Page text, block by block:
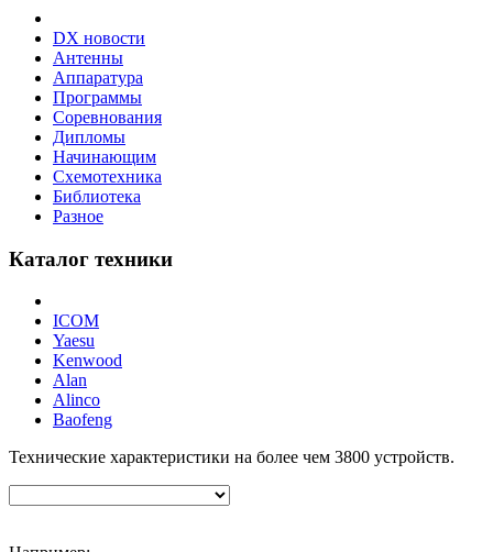
DX новости
Антенны
Аппаратура
Программы
Соревнования
Дипломы
Начинающим
Схемотехника
Библиотека
Разное
Каталог техники
ICOM
Yaesu
Kenwood
Alan
Alinco
Baofeng
Технические характеристики на более чем 3800 устройств.